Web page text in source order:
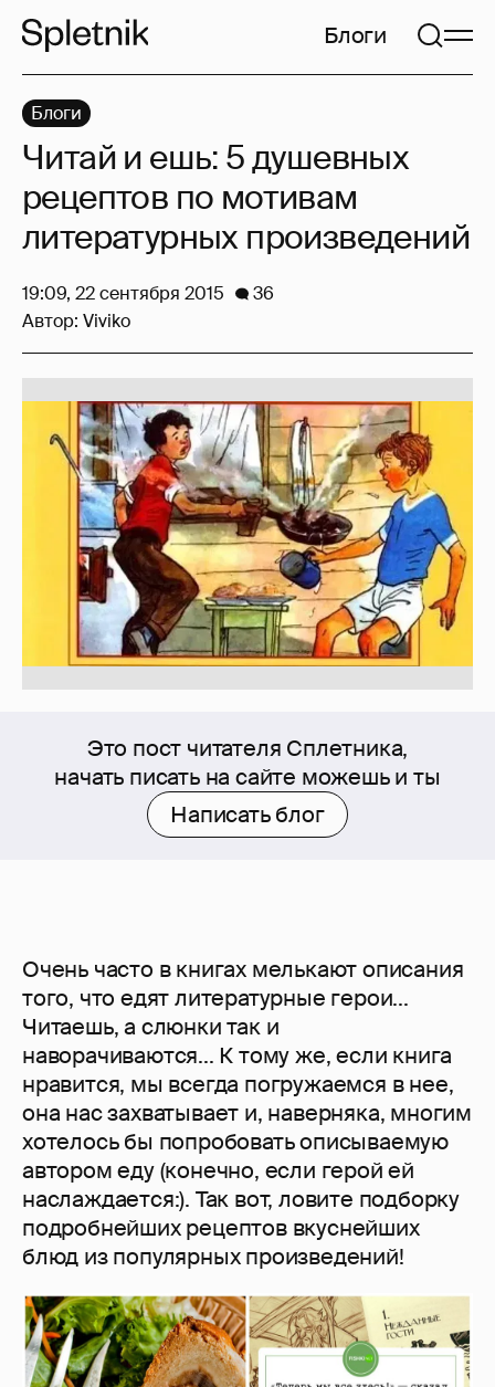
Блоги
Это пост читателя Сплетника,
начать писать на сайте можешь и ты
Написать блог
Очень часто в книгах мелькают описания
того, что едят литературные герои...
Читаешь, а слюнки так и
наворачиваются... К тому же, если книга
нравится, мы всегда погружаемся в нее,
она нас захватывает и, наверняка, многим
хотелось бы попробовать описываемую
автором еду (конечно, если герой ей
наслаждается:). Так вот, ловите подборку
подробнейших рецептов вкуснейших
блюд из популярных произведений!
Блоги
Читай и ешь: 5 душевных
рецептов по мотивам
литературных произведений
19:09, 22 сентября 2015
36
Автор: Viviko